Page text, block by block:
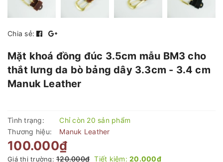
Chia sẻ:
Mặt khoá đồng đúc 3.5cm mẫu BM3 cho
thắt lưng da bò bảng dây 3.3cm - 3.4 cm
Manuk Leather
Tình trạng:
Chỉ còn 20 sản phẩm
Thương hiệu:
Manuk Leather
100.000₫
Giá thị trường: 120.000₫ Tiết kiệm: 20.000₫